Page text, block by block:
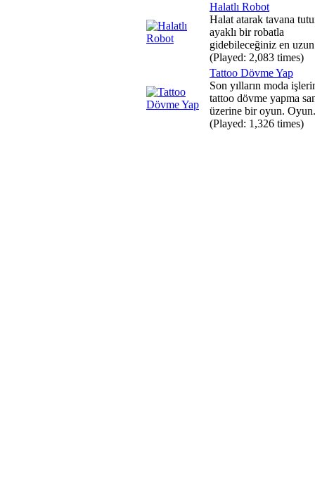
Halatlı Robot
Halat atarak tavana
ayaklı bir robatla
gidebileceğiniz en
(Played: 2,083 times)
Tattoo Dövme Yap
Son yılların moda
tattoo dövme yapma
üzerine bir oyun.
(Played: 1,326 times)